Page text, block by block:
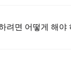
려면 어떻게 해야